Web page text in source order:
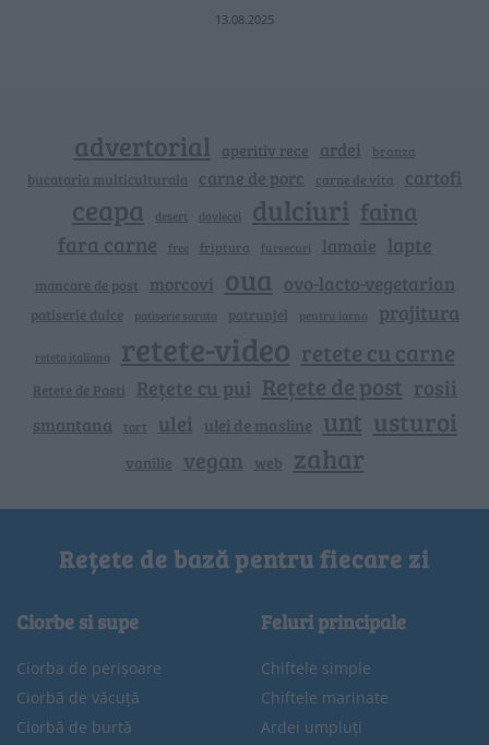
13.08.2025
advertorial aperitiv rece ardei branza
bucataria multiculturala carne de porc carne de vita cartofi
ceapa desert dovlecei dulciuri faina
fara carne free friptura fursecuri lamaie lapte
mancare de post morcovi oua ovo-lacto-vegetarian
patiserie dulce patiserie sarata patrunjel pentru iarna prajitura
reteta italiana retete-video retete cu carne
Retete de Pasti Rețete cu pui Rețete de post rosii
smantana tort ulei ulei de masline unt usturoi
vanilie vegan web zahar
Rețete de bază pentru fiecare zi
Ciorbe si supe
Ciorba de perișoare
Ciorbă de văcuță
Ciorbă de burtă
Feluri principale
Chiftele simple
Chiftele marinate
Ardei umpluți